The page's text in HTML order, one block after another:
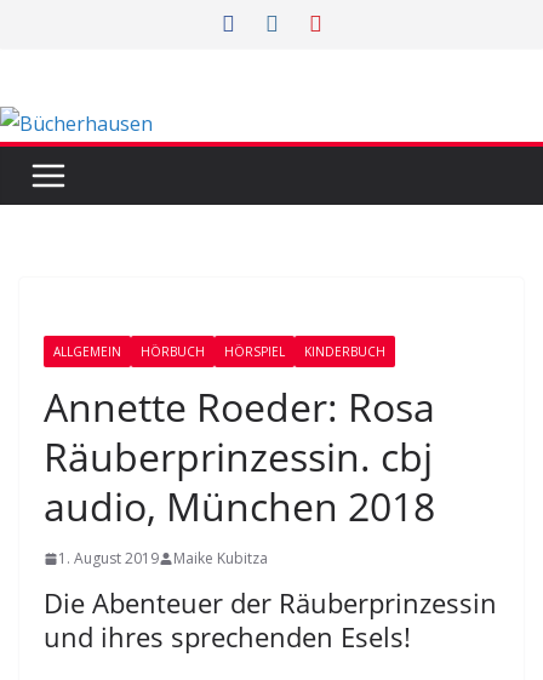
ALLGEMEIN HÖRBUCH HÖRSPIEL KINDERBUCH
Annette Roeder: Rosa
Räuberprinzessin. cbj
audio, München 2018
1. August 2019 Maike Kubitza
Die Abenteuer der Räuberprinzessin
und ihres sprechenden Esels!